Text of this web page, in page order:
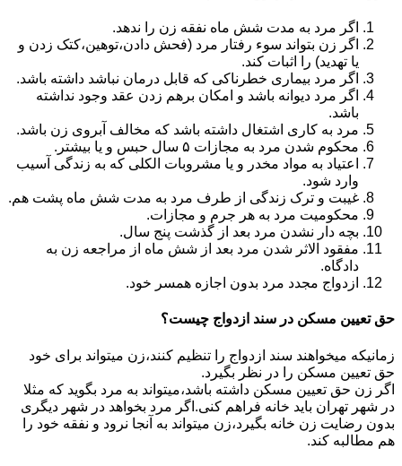
اگر مرد به مدت شش ماه نفقه زن را ندهد.
اگر زن بتواند سوء رفتار مرد (فحش دادن،توهین،کتک زدن و
یا تهدید) را اثبات کند.
اگر مرد بیماری خطرناکی که قابل درمان نباشد داشته باشد.
اگر مرد دیوانه باشد و امکان برهم زدن عقد وجود نداشته
باشد.
مرد به کاری اشتغال داشته باشد که مخالف آبروی زن باشد.
محکوم شدن مرد به مجازات ۵ سال حبس و یا بیشتر.
اعتیاد به مواد مخدر و یا مشروبات الکلی که به زندگی آسیب
وارد شود.
غیبت و ترک زندگی از طرف مرد به مدت شش ماه پشت هم.
محکومیت مرد به هر جرم و مجازات.
بچه دار نشدن مرد بعد از گذشت پنج سال.
مفقود الاثر شدن مرد بعد از شش ماه از مراجعه زن به
دادگاه.
ازدواج مجدد مرد بدون اجازه همسر خود.
حق تعیین مسکن در سند ازدواج چیست؟
زمانیکه میخواهند سند ازدواج را تنظیم کنند،زن میتواند برای خود
حق تعیین مسکن را در نظر بگیرد.
اگر زن حق تعیین مسکن داشته باشد،میتواند به مرد بگوید که مثلا
در شهر تهران باید خانه فراهم کنی.اگر مرد بخواهد در شهر دیگری
بدون رضایت زن خانه بگیرد،زن میتواند به آنجا نرود و نفقه خود را
هم مطالبه کند.